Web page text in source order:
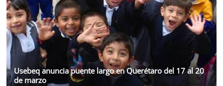
Usebeq anuncia puente largo en Querétaro del 17 al 20
de marzo